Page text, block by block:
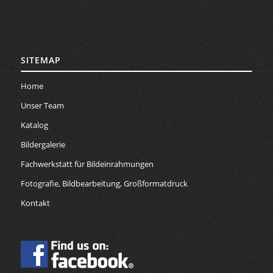
SITEMAP
Home
Unser Team
Katalog
Bildergalerie
Fachwerkstatt für Bildeinrahmungen
Fotografie, Bildbearbeitung, Großformatdruck
Kontakt